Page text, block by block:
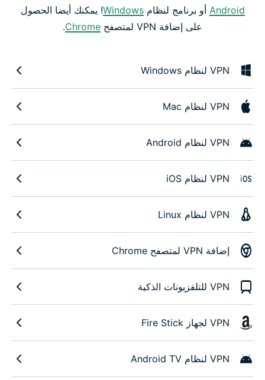
Android أو برنامج لنظامWindows! يمكنك أيضا الحصول
على إضافة VPN لمتصفح
Chrome
.
VPN لنظام Windows
VPN لنظام Mac
VPN لنظام Android
VPN لنظام iOS
VPN لنظام Linux
إضافة VPN لمتصفح Chrome
VPN للتلفزيونات الذكية
VPN لجهاز Fire Stick
VPN لنظام Android TV